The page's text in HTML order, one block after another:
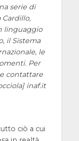
serie di
linguaggio
il Sistema
le
Per
contattare
inaf.it
ciò a cui